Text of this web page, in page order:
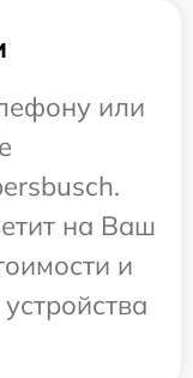
или
на Ваш
и